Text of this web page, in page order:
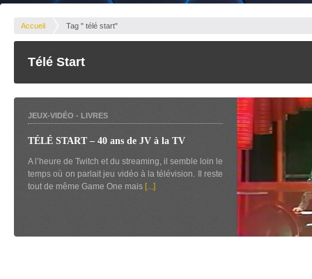
Accueil Tag " télé start"
Télé Start
JEUX-VIDÉO - LIVRES
TÉLÉ START – 40 ans de JV à la TV
A l’heure de Twitch et du streaming, il semble loin le
temps où on parlait jeu vidéo à la télévision. Il reste
tout de même Game One mais [...]